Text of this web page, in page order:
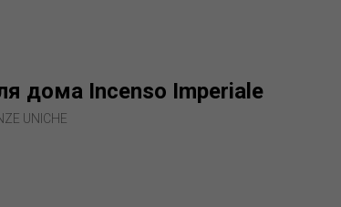
дома Incenso Imperiale
UNICHE